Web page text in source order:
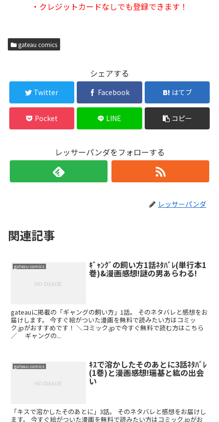
・クレジットカードなしでも登録できます！
gateau comics
シェアする
Twitter Facebook はてブ
Pocket LINE コピー
レッサーパンダをフォローする
レッサーパンダ
関連記事
gateau comics ｷﾞｬﾝｸﾞの飼い方1話ﾈﾀﾊﾞﾚ(単行本1
巻)&漫画感想!謎の男あらわる!
gateauに掲載の「ギャングの飼い方」1話。 そのネタバレと感想をお
届けします。 今すぐ絵がついた漫画を無料で読みたい方はコミッ
ク.jpがおすすめです！ ＼コミック.jpで今すぐ無料で読む方はこちら
／ ギャングの...
gateau comics ｷｽで溶かしたそのあとに3話ﾈﾀﾊﾞﾚ
(1巻)と漫画感想!瑞基と紘の出会
い
「キスで溶かしたそのあとに」3話。 そのネタバレと感想をお届けし
ます。 今すぐ絵がついた漫画を無料で読みたい方はコミック.jpがお